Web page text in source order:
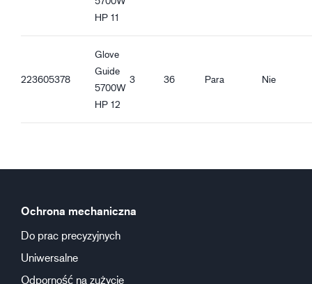
HP 11
223605378
Glove
Guide
5700W
HP 12
3 36 Para Nie
Ochrona mechaniczna
Do prac precyzyjnych
Uniwersalne
Odporność na zużycie